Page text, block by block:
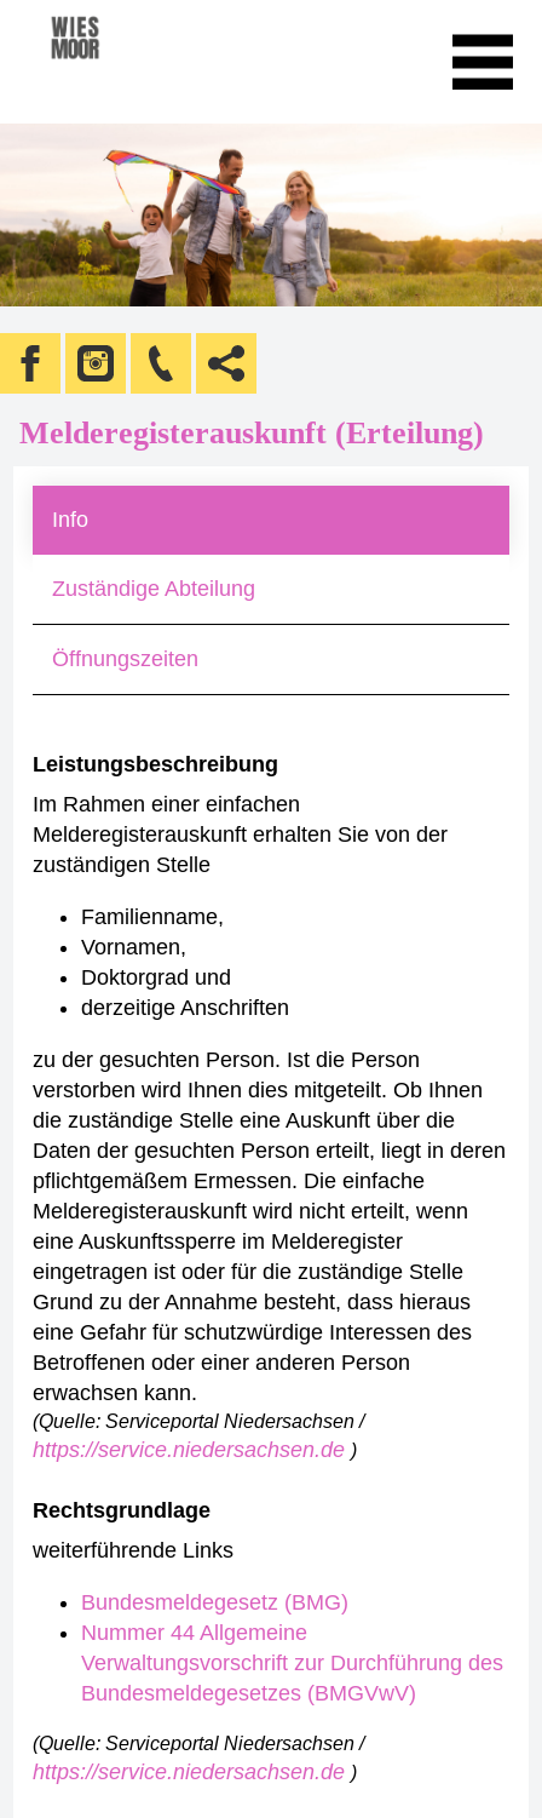
Melderegisterauskunft (Erteilung)
Info
Zuständige Abteilung
Öffnungszeiten
Leistungsbeschreibung
Im Rahmen einer einfachen
Melderegisterauskunft erhalten Sie von der
zuständigen Stelle
Familienname,
Vornamen,
Doktorgrad und
derzeitige Anschriften
zu der gesuchten Person. Ist die Person
verstorben wird Ihnen dies mitgeteilt. Ob Ihnen
die zuständige Stelle eine Auskunft über die
Daten der gesuchten Person erteilt, liegt in deren
pflichtgemäßem Ermessen. Die einfache
Melderegisterauskunft wird nicht erteilt, wenn
eine Auskunftssperre im Melderegister
eingetragen ist oder für die zuständige Stelle
Grund zu der Annahme besteht, dass hieraus
eine Gefahr für schutzwürdige Interessen des
Betroffenen oder einer anderen Person
erwachsen kann.
(Quelle: Serviceportal Niedersachsen /
https://service.niedersachsen.de )
Rechtsgrundlage
weiterführende Links
Bundesmeldegesetz (BMG)
Nummer 44 Allgemeine
Verwaltungsvorschrift zur Durchführung des
Bundesmeldegesetzes (BMGVwV)
(Quelle: Serviceportal Niedersachsen /
https://service.niedersachsen.de )